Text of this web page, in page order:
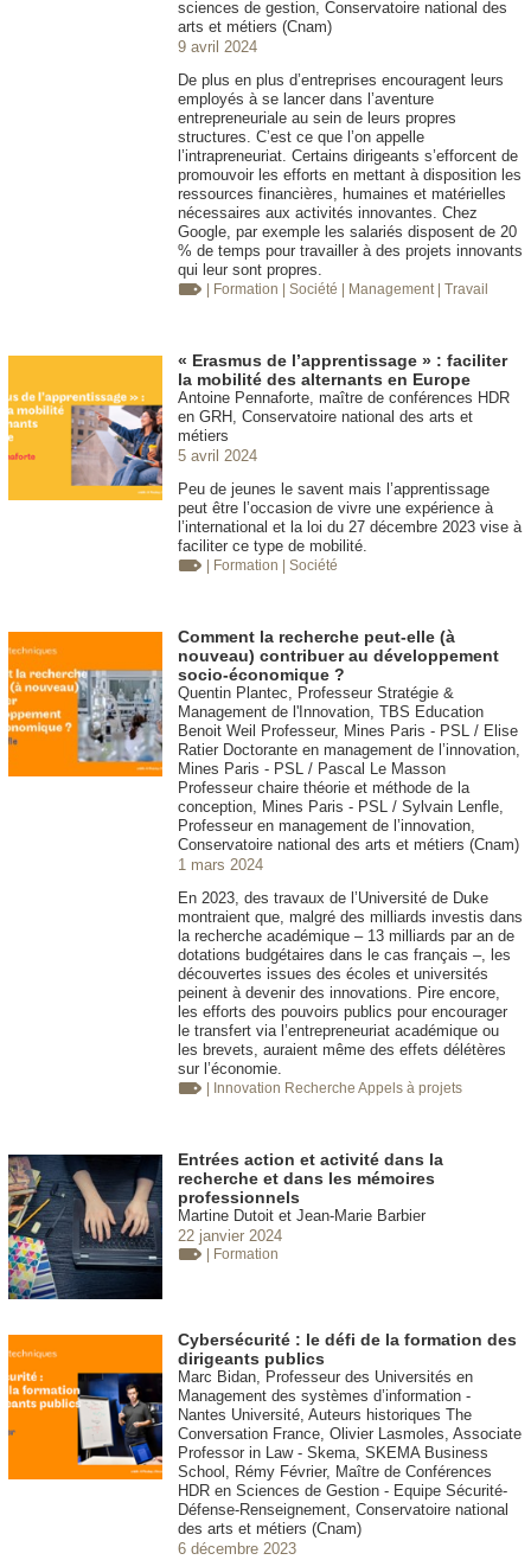
sciences de gestion, Conservatoire national des
arts et métiers (Cnam)
9 avril 2024
De plus en plus d’entreprises encouragent leurs
employés à se lancer dans l’aventure
entrepreneuriale au sein de leurs propres
structures. C’est ce que l’on appelle
l’intrapreneuriat. Certains dirigeants s’efforcent de
promouvoir les efforts en mettant à disposition les
ressources financières, humaines et matérielles
nécessaires aux activités innovantes. Chez
Google, par exemple les salariés disposent de 20
% de temps pour travailler à des projets innovants
qui leur sont propres.
| Formation | Société | Management | Travail
« Erasmus de l’apprentissage » : faciliter
la mobilité des alternants en Europe
Antoine Pennaforte, maître de conférences HDR
en GRH, Conservatoire national des arts et
métiers
5 avril 2024
Peu de jeunes le savent mais l’apprentissage
peut être l’occasion de vivre une expérience à
l’international et la loi du 27 décembre 2023 vise à
faciliter ce type de mobilité.
| Formation | Société
Comment la recherche peut-elle (à
nouveau) contribuer au développement
socio-économique ?
Quentin Plantec, Professeur Stratégie &
Management de l'Innovation, TBS Education
Benoit Weil Professeur, Mines Paris - PSL / Elise
Ratier Doctorante en management de l’innovation,
Mines Paris - PSL / Pascal Le Masson
Professeur chaire théorie et méthode de la
conception, Mines Paris - PSL / Sylvain Lenfle,
Professeur en management de l’innovation,
Conservatoire national des arts et métiers (Cnam)
1 mars 2024
En 2023, des travaux de l’Université de Duke
montraient que, malgré des milliards investis dans
la recherche académique – 13 milliards par an de
dotations budgétaires dans le cas français –, les
découvertes issues des écoles et universités
peinent à devenir des innovations. Pire encore,
les efforts des pouvoirs publics pour encourager
le transfert via l’entrepreneuriat académique ou
les brevets, auraient même des effets délétères
sur l’économie.
| Innovation Recherche Appels à projets
Entrées action et activité dans la
recherche et dans les mémoires
professionnels
Martine Dutoit et Jean-Marie Barbier
22 janvier 2024
| Formation
Cybersécurité : le défi de la formation des
dirigeants publics
Marc Bidan, Professeur des Universités en
Management des systèmes d’information -
Nantes Université, Auteurs historiques The
Conversation France, Olivier Lasmoles, Associate
Professor in Law - Skema, SKEMA Business
School, Rémy Février, Maître de Conférences
HDR en Sciences de Gestion - Equipe Sécurité-
Défense-Renseignement, Conservatoire national
des arts et métiers (Cnam)
6 décembre 2023